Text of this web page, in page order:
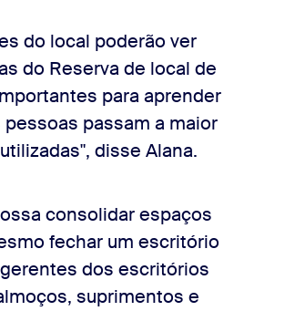
do local poderão ver
do Reserva de local de
para aprender
passam a maior
disse Alana.
consolidar espaços
fechar um escritório
dos escritórios
suprimentos e